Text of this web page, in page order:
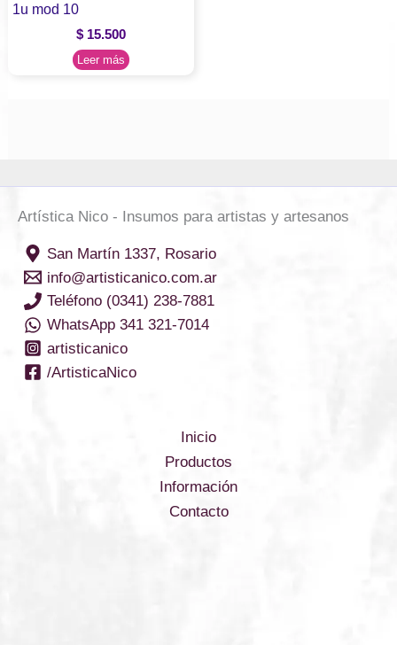
1u mod 10
$ 15.500
Leer más
Artística Nico - Insumos para artistas y artesanos
San Martín 1337, Rosario
info@artisticanico.com.ar
Teléfono (0341) 238-7881
WhatsApp 341 321-7014
artisticanico
/ArtisticaNico
Inicio
Productos
Información
Contacto